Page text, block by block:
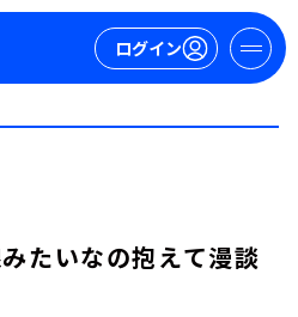
ログイン
たいなの抱えて漫談